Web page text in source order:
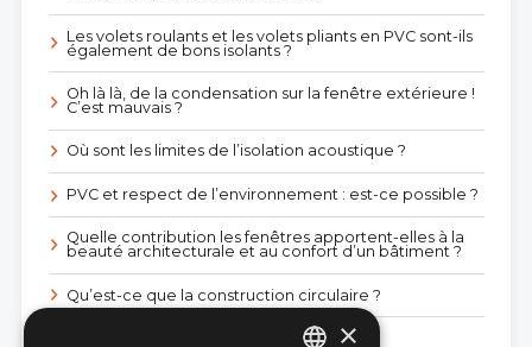
Les volets roulants et les volets pliants en PVC sont-ils
également de bons isolants ?
Oh là là, de la condensation sur la fenêtre extérieure !
C’est mauvais ?
Où sont les limites de l’isolation acoustique ?
PVC et respect de l’environnement : est-ce possible ?
Quelle contribution les fenêtres apportent-elles à la
beauté architecturale et au confort d’un bâtiment ?
Qu’est-ce que la construction circulaire ?
Qu’est-ce qui rend le PVC si spécial ?×